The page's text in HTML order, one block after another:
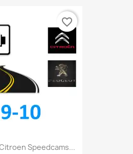
Speedcams...
favorite_border